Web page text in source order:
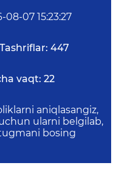
08-07 15:23:27
Tashriflar: 447
vaqt: 22
aniqlasangiz,
ularni belgilab,
bosing